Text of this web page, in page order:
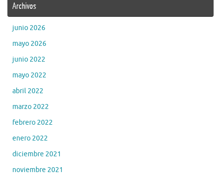
Archivos
junio 2026
mayo 2026
junio 2022
mayo 2022
abril 2022
marzo 2022
febrero 2022
enero 2022
diciembre 2021
noviembre 2021